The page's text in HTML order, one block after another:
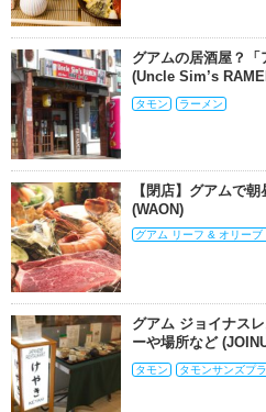
グアムの居酒屋？「
(Uncle Sim’s
タモン ラーメン
【閉店】グアムで
(WAON)
グアム リーフ & オリーブ
グアム ジョイナス
ーや場所など
タモン タモンサンズプ